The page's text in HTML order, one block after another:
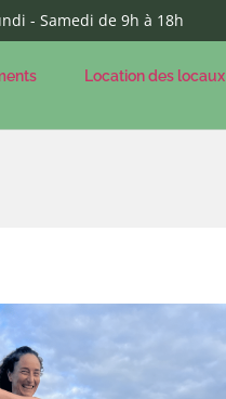
- Samedi de 9h à 18h
Location des locaux